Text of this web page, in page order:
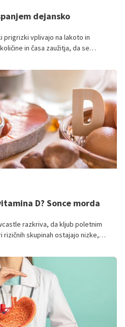
dejansko
vplivajo na lakoto in
in časa zaužitja, da se
D? Sonce morda
razkriva, da kljub poletnim
rizičnih skupinah ostajajo nizke,